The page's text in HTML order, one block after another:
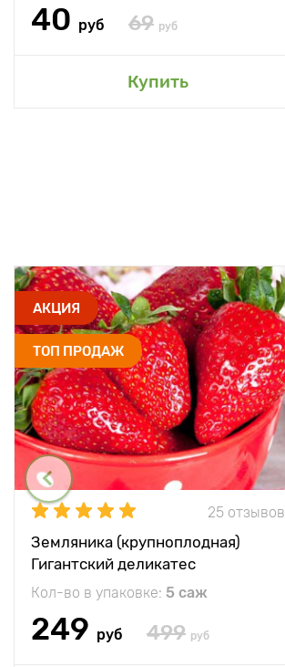
40 руб 69 руб
Купить
АКЦИЯ
ТОП ПРОДАЖ
25 отзывов
Земляника (крупноплодная)
Гигантский деликатес
Кол-во в упаковке: 5 саж
249 руб 499 руб